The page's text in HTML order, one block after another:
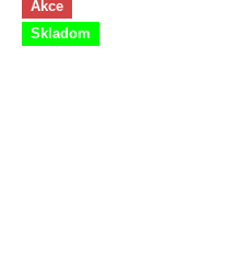
Akce
Skladom